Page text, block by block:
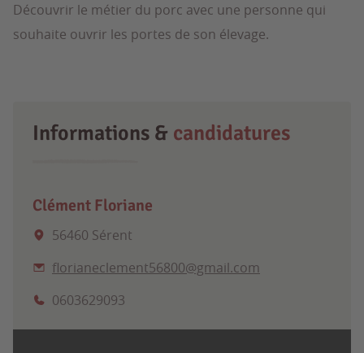
Découvrir le métier du porc avec une personne qui
souhaite ouvrir les portes de son élevage.
Informations & candidatures
Clément Floriane
56460 Sérent
florianeclement56800@gmail.com
0603629093